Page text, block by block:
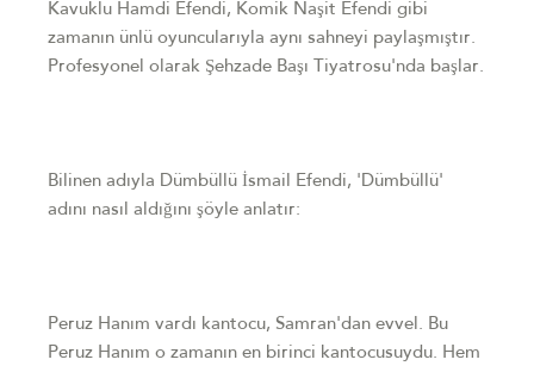
Kavuklu Hamdi Efendi, Komik Naşit Efendi gibi
zamanın ünlü oyuncularıyla aynı sahneyi paylaşmıştır.
Profesyonel olarak Şehzade Başı Tiyatrosu'nda başlar.
Bilinen adıyla Dümbüllü İsmail Efendi, 'Dümbüllü'
adını nasıl aldığını şöyle anlatır:
Peruz Hanım vardı kantocu, Samran'dan evvel. Bu
Peruz Hanım o zamanın en birinci kantocusuydu. Hem